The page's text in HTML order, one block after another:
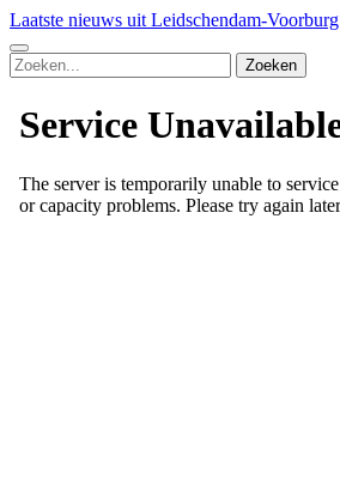
Laatste nieuws uit Leidschendam-Voorburg
Zoeken